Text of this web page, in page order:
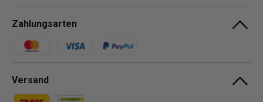
Zahlungsarten
Zahlungsmethoden
Versand
Zahlungsmethoden